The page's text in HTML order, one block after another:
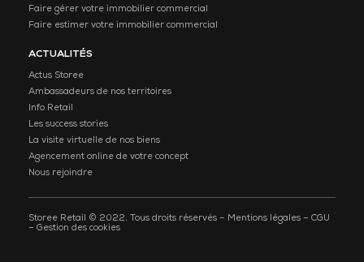
Prenez contact avec notre agence
Faire gérer votre immobilier commercial
Faire estimer votre immobilier commercial
ACTUALITÉS
Actus Storee
Ambassadeurs de nos territoires
Info Retail
Les success stories
La visite virtuelle de nos biens
Agencement online de votre concept
Nous rejoindre
Storee Retail © 2022. Tous droits réservés – Mentions légales – CGU
– Gestion des cookies